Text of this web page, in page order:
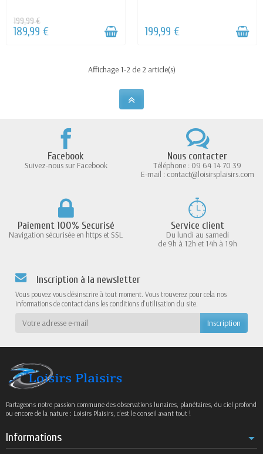
199,99 €
189,99 € 199,99 €
Affichage 1-2 de 2 article(s)
Facebook
Suivez-nous sur Facebook
Nous contacter
Téléphone : 09 64 14 70 39
E-mail : contact@loisirsplaisirs.com
Paiement 100% Securisé
Navigation sécurisée en https et SSL
Service client
Du lundi au samedi
de 9h à 12h et 14h à 19h
Inscription à la newsletter
Vous pouvez vous désinscrire à tout moment. Vous trouverez pour cela nos
informations de contact dans les conditions d'utilisation du site.
Partageons notre passion commune des observations lunaires, planétaires, du ciel profond
ou encore de la nature : Loisirs Plaisirs, c’est le conseil avant tout !
Informations